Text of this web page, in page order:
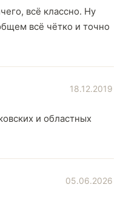
всё классно. Ну
всё чëтко и точно
18.12.2019
и областных
05.06.2026